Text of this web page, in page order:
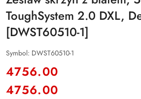
ToughSystem 2.0 DXL,
[DWST60510-1]
Symbol: DWST60510-1
cena:
4756.00
Cena:
4756.00